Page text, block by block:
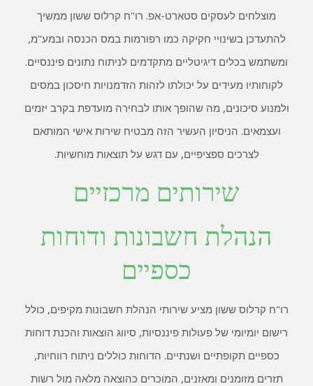
מוצלחים לעסקים סטארט-אפ. רו"ח קרלוס ששון ממשיך
להתעדכן בשינויי חקיקה כמו רפורמות במס הכנסה ובמע"מ,
ומשתמש בכלים דיגיטליים מתקדמים לניתוח נתונים פיננסיים.
לקוחותיו מעידים על יכולתו לזהות הזדמנויות חיסכון במסים
ולמנוע סיכונים, מה שהופך אותו לבחירה מועדפת בקרב יזמים
ועצמאים. הניסיון העשיר הזה מבטיח שירות אישי המותאם
לצרכים ספציפיים, עם דגש על תוצאות מוחשיות.
שירותים מרכזיים
הנהלת חשבונות ודוחות
כספיים
רו"ח קרלוס ששון מציע שירותי הנהלת חשבונות מקיפים, כולל
רישום יומיומי של פעולות פיננסיות, סיווג הוצאות והכנת דוחות
כספיים תקופתיים ושנתיים. הדוחות כוללים ניתוח רווחיות,
תזרים מזומנים ומאזנים, המוכרים כהוצאה מלאה מול רשות